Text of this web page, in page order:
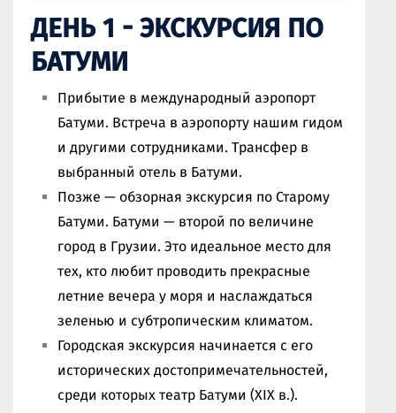
ДЕНЬ 1 - ЭКСКУРСИЯ ПО
БАТУМИ
Прибытие в международный аэропорт
Батуми. Встреча в аэропорту нашим гидом
и другими сотрудниками. Трансфер в
выбранный отель в Батуми.
Позже — обзорная экскурсия по Старому
Батуми. Батуми — второй по величине
город в Грузии. Это идеальное место для
тех, кто любит проводить прекрасные
летние вечера у моря и наслаждаться
зеленью и субтропическим климатом.
Городская экскурсия начинается с его
исторических достопримечательностей,
среди которых театр Батуми (XIX в.).